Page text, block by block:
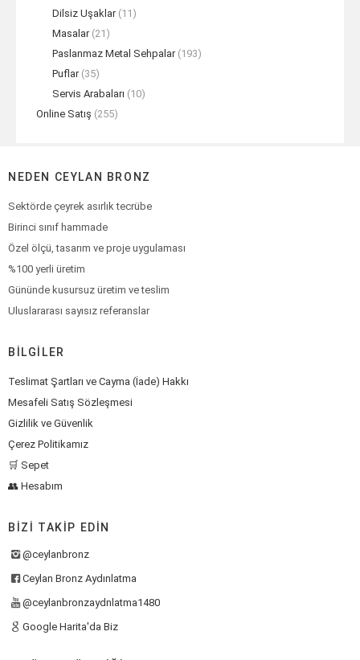
Dilsiz Uşaklar (11)
Masalar (21)
Paslanmaz Metal Sehpalar (193)
Puflar (35)
Servis Arabaları (10)
Online Satış (255)
NEDEN CEYLAN BRONZ
Sektörde çeyrek asırlık tecrübe
Birinci sınıf hammade
Özel ölçü, tasarım ve proje uygulaması
%100 yerli üretim
Gününde kusursuz üretim ve teslim
Uluslararası sayısız referanslar
BILGILER
Teslimat Şartları ve Cayma (İade) Hakkı
Mesafeli Satış Sözleşmesi
Gizlilik ve Güvenlik
Çerez Politikamız
🛒 Sepet
👥 Hesabım
BIZI TAKIP EDIN
@ceylanbronz
Ceylan Bronz Aydınlatma
@ceylanbronzaydnlatma1480
Google Harita'da Biz